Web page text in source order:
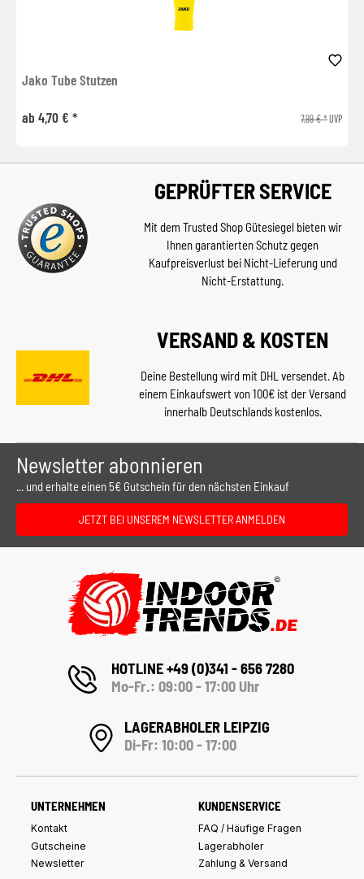
Jako Tube Stutzen
ab 4,70 € * 7,99 € *UVP
GEPRÜFTER SERVICE
Mit dem Trusted Shop Gütesiegel bieten wir
Ihnen garantierten Schutz gegen
Kaufpreisverlust bei Nicht-Lieferung und
Nicht-Erstattung.
VERSAND & KOSTEN
Deine Bestellung wird mit DHL versendet. Ab
einem Einkaufswert von 100€ ist der Versand
innerhalb Deutschlands kostenlos.
Newsletter abonnieren
... und erhalte einen 5€ Gutschein für den nächsten Einkauf
JETZT BEI UNSEREM NEWSLETTER ANMELDEN
HOTLINE +49 (0)341 - 656 7280
Mo-Fr.: 09:00 - 17:00 Uhr
LAGERABHOLER LEIPZIG
Di-Fr: 10:00 - 17:00
UNTERNEHMEN
Kontakt
Gutscheine
Newsletter
KUNDENSERVICE
FAQ / Häufige Fragen
Lagerabholer
Zahlung & Versand